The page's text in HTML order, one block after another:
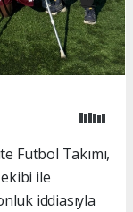
Futbol Takımı,
ile
iddiasıyla